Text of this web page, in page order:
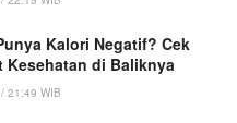
Kalori Negatif? Cek
Kesehatan di Baliknya
21:49 WIB